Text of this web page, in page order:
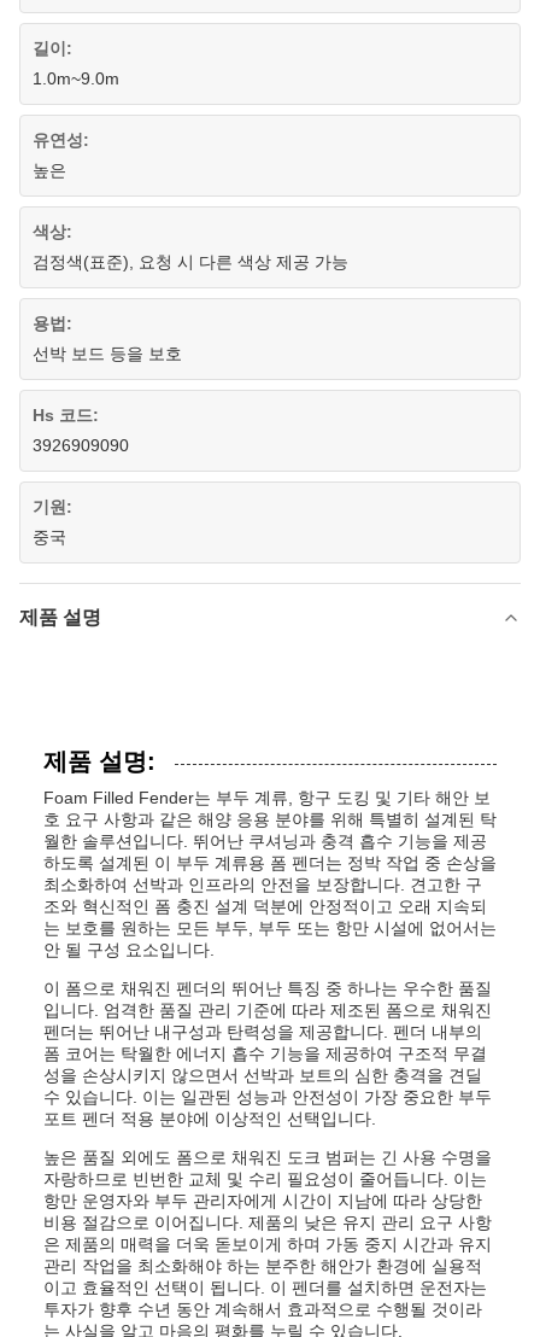
길이:
1.0m~9.0m
유연성:
높은
색상:
검정색(표준), 요청 시 다른 색상 제공 가능
용법:
선박 보드 등을 보호
Hs 코드:
3926909090
기원:
중국
제품 설명
제품 설명:
Foam Filled Fender는 부두 계류, 항구 도킹 및 기타 해안 보
호 요구 사항과 같은 해양 응용 분야를 위해 특별히 설계된 탁
월한 솔루션입니다. 뛰어난 쿠셔닝과 충격 흡수 기능을 제공
하도록 설계된 이 부두 계류용 폼 펜더는 정박 작업 중 손상을
최소화하여 선박과 인프라의 안전을 보장합니다. 견고한 구
조와 혁신적인 폼 충진 설계 덕분에 안정적이고 오래 지속되
는 보호를 원하는 모든 부두, 부두 또는 항만 시설에 없어서는
안 될 구성 요소입니다.
이 폼으로 채워진 펜더의 뛰어난 특징 중 하나는 우수한 품질
입니다. 엄격한 품질 관리 기준에 따라 제조된 폼으로 채워진
펜더는 뛰어난 내구성과 탄력성을 제공합니다. 펜더 내부의
폼 코어는 탁월한 에너지 흡수 기능을 제공하여 구조적 무결
성을 손상시키지 않으면서 선박과 보트의 심한 충격을 견딜
수 있습니다. 이는 일관된 성능과 안전성이 가장 중요한 부두
포트 펜더 적용 분야에 이상적인 선택입니다.
높은 품질 외에도 폼으로 채워진 도크 범퍼는 긴 사용 수명을
자랑하므로 빈번한 교체 및 수리 필요성이 줄어듭니다. 이는
항만 운영자와 부두 관리자에게 시간이 지남에 따라 상당한
비용 절감으로 이어집니다. 제품의 낮은 유지 관리 요구 사항
은 제품의 매력을 더욱 돋보이게 하며 가동 중지 시간과 유지
관리 작업을 최소화해야 하는 분주한 해안가 환경에 실용적
이고 효율적인 선택이 됩니다. 이 펜더를 설치하면 운전자는
투자가 향후 수년 동안 계속해서 효과적으로 수행될 것이라
는 사실을 알고 마음의 평화를 누릴 수 있습니다.